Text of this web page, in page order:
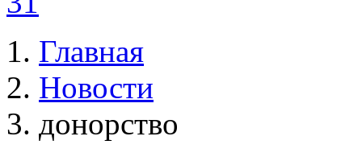
Главная
Новости
донорство